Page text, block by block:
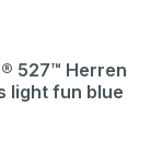
527™ Herren
light fun blue